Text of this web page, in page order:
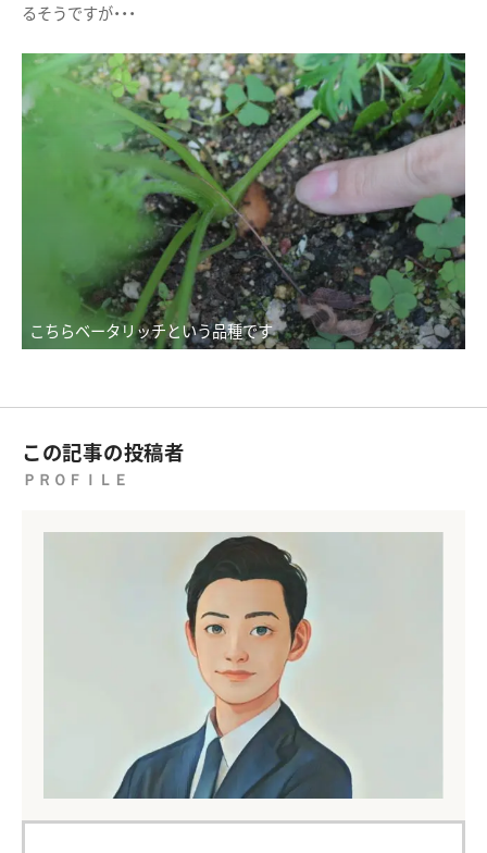
るそうですが・・・
こちらベータリッチという品種です
この記事の投稿者
ＰＲＯＦＩＬＥ